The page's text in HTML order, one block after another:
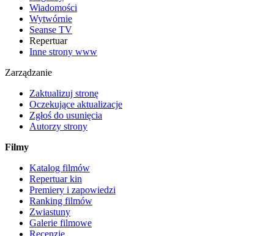
Wiadomości
Wytwórnie
Seanse TV
Repertuar
Inne strony www
Zarządzanie
Zaktualizuj stronę
Oczekujące aktualizacje
Zgłoś do usunięcia
Autorzy strony
Filmy
Katalog filmów
Repertuar kin
Premiery i zapowiedzi
Ranking filmów
Zwiastuny
Galerie filmowe
Recenzje